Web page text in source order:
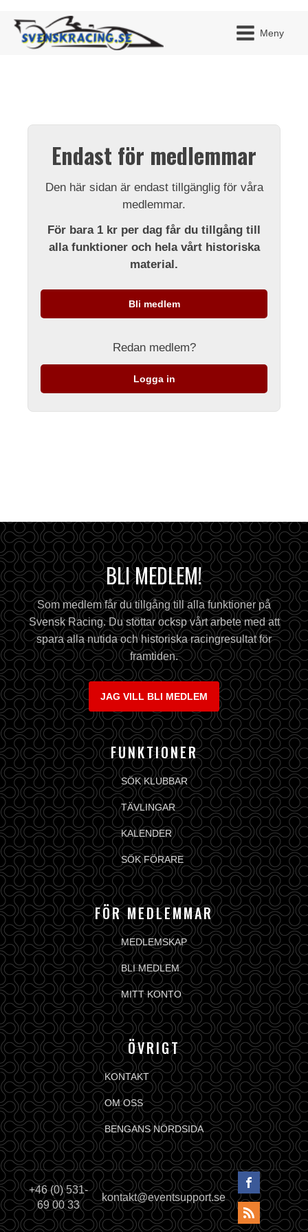
Meny
Endast för medlemmar
Den här sidan är endast tillgänglig för våra
medlemmar.
För bara 1 kr per dag får du tillgång till
alla funktioner och hela vårt historiska
material.
Bli medlem
Redan medlem?
Logga in
BLI MEDLEM!
Som medlem får du tillgång till alla funktioner på
Svensk Racing. Du stöttar ocksp vårt arbete med att
spara alla nutida och historiska racingresultat för
framtiden.
JAG VILL BLI MEDLEM
FUNKTIONER
SÖK KLUBBAR
TÄVLINGAR
KALENDER
SÖK FÖRARE
FÖR MEDLEMMAR
MEDLEMSKAP
BLI MEDLEM
MITT KONTO
ÖVRIGT
KONTAKT
OM OSS
BENGANS NÖRDSIDA
+46 (0) 531-
69 00 33
kontakt@eventsupport.se